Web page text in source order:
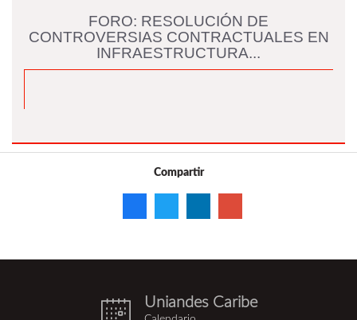
FORO: RESOLUCIÓN DE
CONTROVERSIAS CONTRACTUALES EN
INFRAESTRUCTURA...
Compartir
eventos.png
Uniandes Caribe